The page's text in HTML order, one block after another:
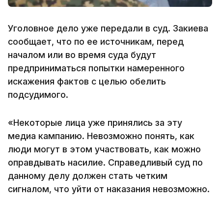
Уголовное дело уже передали в суд. Закиева
сообщает, что по ее источникам, перед
началом или во время суда будут
предприниматься попытки намеренного
искажения фактов с целью обелить
подсудимого.
«Некоторые лица уже принялись за эту
медиа кампанию. Невозможно понять, как
люди могут в этом участвовать, как можно
оправдывать насилие. Справедливый суд по
данному делу должен стать четким
сигналом, что уйти от наказания невозможно.